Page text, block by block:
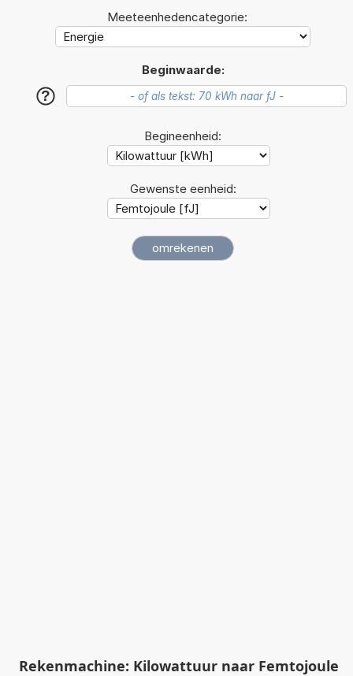
Meeteenhedencategorie:
Beginwaarde:
?
Begineenheid:
Gewenste eenheid:
Rekenmachine: Kilowattuur naar Femtojoule